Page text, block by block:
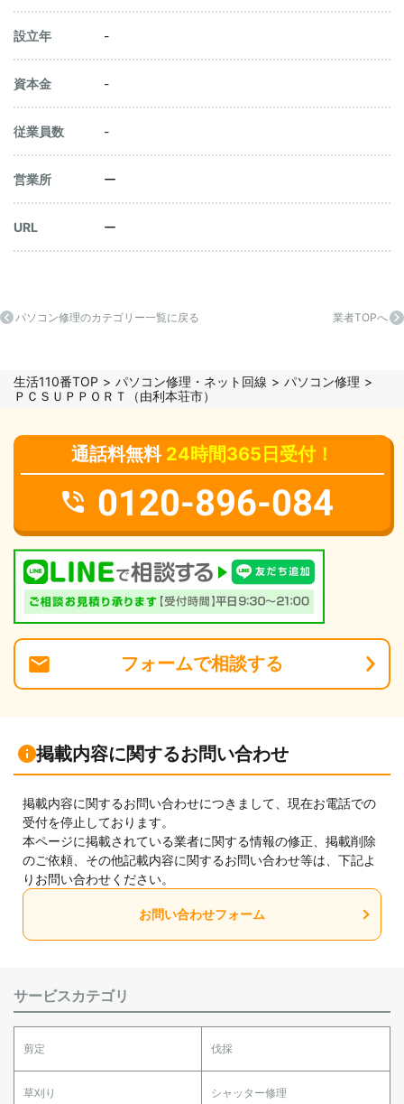
資本金 -
従業員数 -
営業所 ー
URL ー
設立年 -
パソコン修理のカテゴリー一覧に戻る 業者TOPへ
生活110番TOP パソコン修理・ネット回線
パソコン修理
ＰＣＳＵＰＰＯＲＴ（由利本荘市）
通話料無料 24時間365日受付！
0120-896-084
フォームで相談する
掲載内容に関するお問い合わせ
掲載内容に関するお問い合わせにつきまして、現在お電話での
受付を停止しております。
本ページに掲載されている業者に関する情報の修正、掲載削除
のご依頼、その他記載内容に関するお問い合わせ等は、下記よ
りお問い合わせください。
お問い合わせフォーム
サービスカテゴリ
剪定 伐採
草刈り シャッター修理